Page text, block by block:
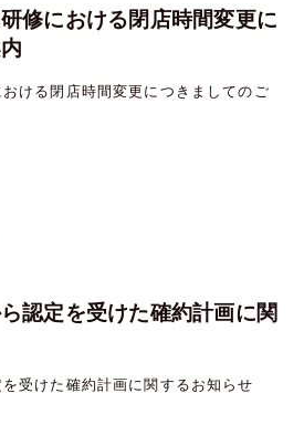
研修における閉店時間変更に
おける閉店時間変更につきましてのご
認定を受けた確約計画に関
受けた確約計画に関するお知らせ